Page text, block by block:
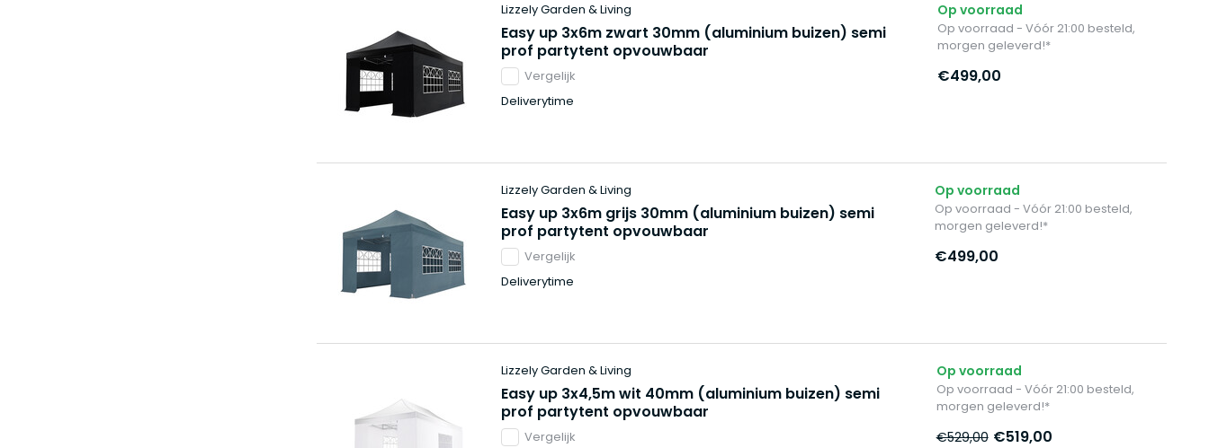
Lizzely Garden & Living
Easy up 3x6m zwart 30mm (aluminium buizen) semi
prof partytent opvouwbaar
Vergelijk
Deliverytime
Op voorraad
Op voorraad - Vóór 21:00 besteld,
morgen geleverd!*
€499,00
Lizzely Garden & Living
Easy up 3x6m grijs 30mm (aluminium buizen) semi
prof partytent opvouwbaar
Vergelijk
Deliverytime
Op voorraad
Op voorraad - Vóór 21:00 besteld,
morgen geleverd!*
€499,00
Lizzely Garden & Living
Easy up 3x4,5m wit 40mm (aluminium buizen) semi
prof partytent opvouwbaar
Vergelijk
Op voorraad
Op voorraad - Vóór 21:00 besteld,
morgen geleverd!*
€529,00 €519,00